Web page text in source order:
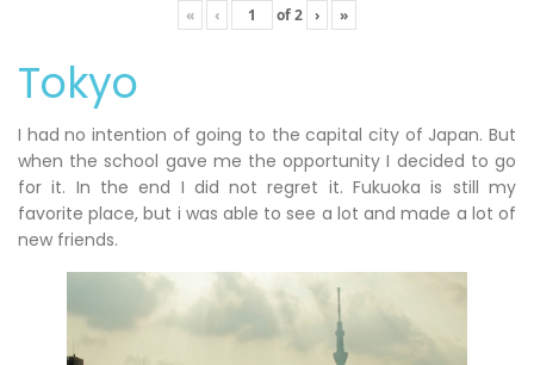
« ‹ of2 › »
Tokyo
I had no intention of going to the capital city of Japan. But
when the school gave me the opportunity I decided to go
for it. In the end I did not regret it. Fukuoka is still my
favorite place, but i was able to see a lot and made a lot of
new friends.